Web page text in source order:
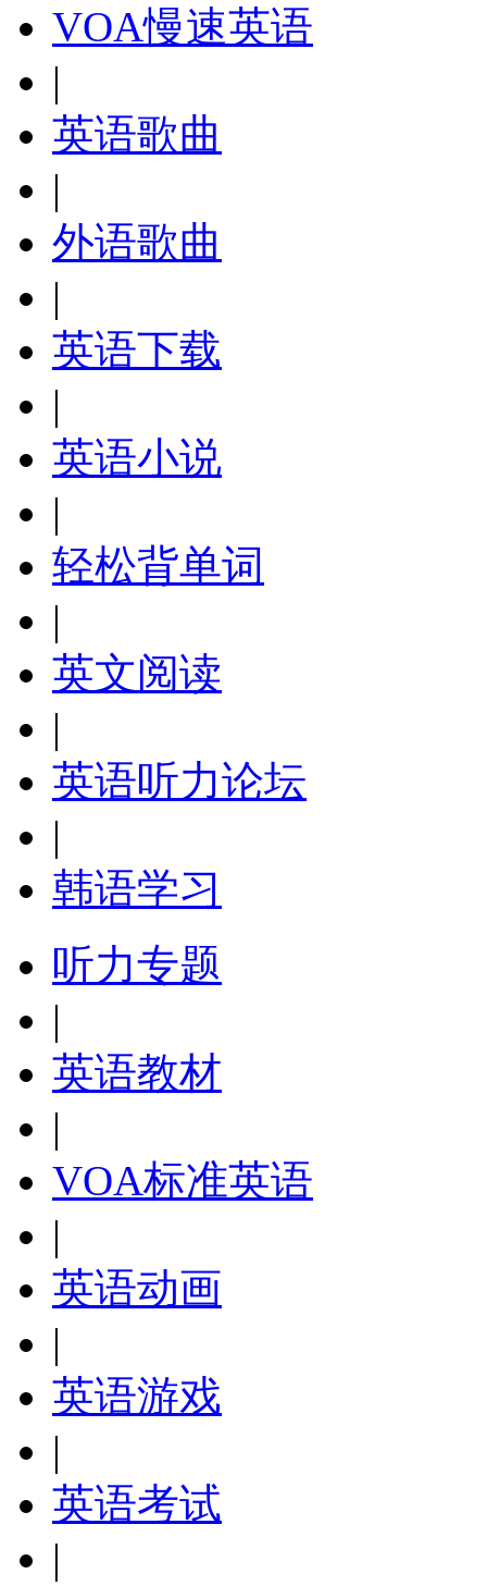
VOA慢速英语
|
英语歌曲
|
外语歌曲
|
英语下载
|
英语小说
|
轻松背单词
|
英文阅读
|
英语听力论坛
|
韩语学习
听力专题
|
英语教材
|
VOA标准英语
|
英语动画
|
英语游戏
|
英语考试
|